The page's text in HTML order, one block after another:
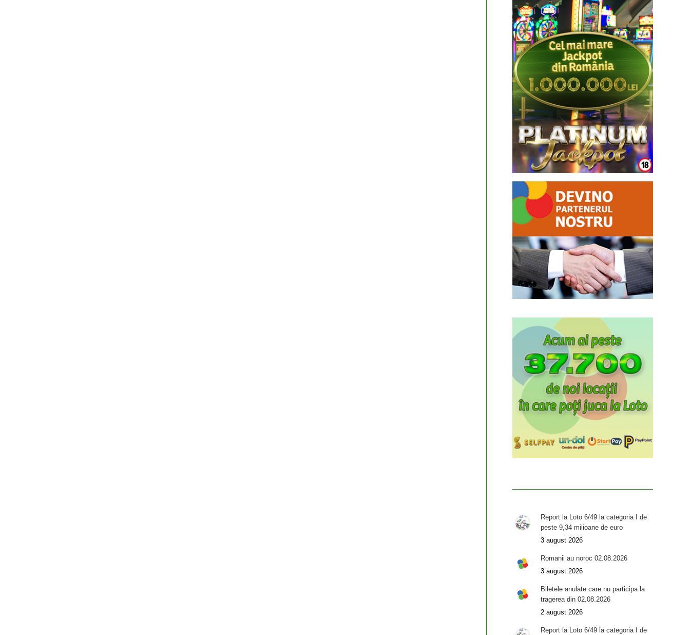
Report la Loto 6/49 la categoria I de
peste 9,34 milioane de euro
3 august 2026
Romanii au noroc 02.08.2026
3 august 2026
Biletele anulate care nu participa la
tragerea din 02.08.2026
2 august 2026
Report la Loto 6/49 la categoria I de